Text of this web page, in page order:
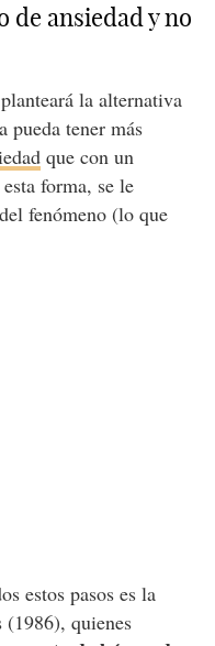
ansiedad y no
la alternativa
pueda tener más
que con un
forma, se le
fenómeno (lo que
estos pasos es la
quienes